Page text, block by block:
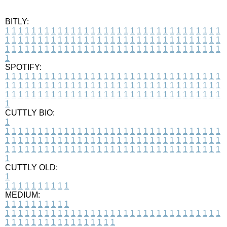
BITLY:
1 1 1 1 1 1 1 1 1 1 1 1 1 1 1 1 1 1 1 1 1 1 1 1 1 1 1 1 1 1 1 1 1
1 1 1 1 1 1 1 1 1 1 1 1 1 1 1 1 1 1 1 1 1 1 1 1 1 1 1 1 1 1 1 1 1
1 1 1 1 1 1 1 1 1 1 1 1 1 1 1 1 1 1 1 1 1 1 1 1 1 1 1 1 1 1 1 1 1
1
SPOTIFY:
1 1 1 1 1 1 1 1 1 1 1 1 1 1 1 1 1 1 1 1 1 1 1 1 1 1 1 1 1 1 1 1 1
1 1 1 1 1 1 1 1 1 1 1 1 1 1 1 1 1 1 1 1 1 1 1 1 1 1 1 1 1 1 1 1 1
1 1 1 1 1 1 1 1 1 1 1 1 1 1 1 1 1 1 1 1 1 1 1 1 1 1 1 1 1 1 1 1 1
1
CUTTLY BIO:
1
1 1 1 1 1 1 1 1 1 1 1 1 1 1 1 1 1 1 1 1 1 1 1 1 1 1 1 1 1 1 1 1 1
1 1 1 1 1 1 1 1 1 1 1 1 1 1 1 1 1 1 1 1 1 1 1 1 1 1 1 1 1 1 1 1 1
1 1 1 1 1 1 1 1 1 1 1 1 1 1 1 1 1 1 1 1 1 1 1 1 1 1 1 1 1 1 1 1 1
1
CUTTLY OLD:
1
1 1 1 1 1 1 1 1 1 1
MEDIUM:
1 1 1 1 1 1 1 1 1 1
1 1 1 1 1 1 1 1 1 1 1 1 1 1 1 1 1 1 1 1 1 1 1 1 1 1 1 1 1 1 1 1 1
1 1 1 1 1 1 1 1 1 1 1 1 1 1 1 1 1